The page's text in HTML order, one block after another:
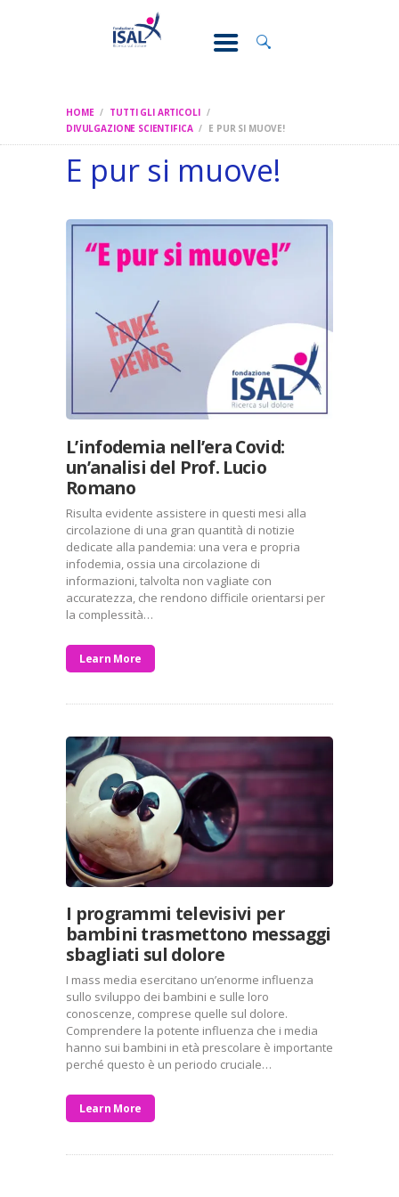
HOME
TUTTI GLI ARTICOLI
DIVULGAZIONE SCIENTIFICA
E PUR SI MUOVE!
E pur si muove!
CONOSCI IL
DOLORE
RICERCA
FORMAZIONE
L’infodemia nell’era Covid:
un’analisi del Prof. Lucio
Romano
Risulta evidente assistere in questi mesi alla
circolazione di una gran quantità di notizie
dedicate alla pandemia: una vera e propria
infodemia, ossia una circolazione di
informazioni, talvolta non vagliate con
accuratezza, che rendono difficile orientarsi per
la complessità…
Learn More
I programmi televisivi per
bambini trasmettono messaggi
sbagliati sul dolore
I mass media esercitano un’enorme influenza
sullo sviluppo dei bambini e sulle loro
conoscenze, comprese quelle sul dolore.
Comprendere la potente influenza che i media
hanno sui bambini in età prescolare è importante
perché questo è un periodo cruciale…
Learn More